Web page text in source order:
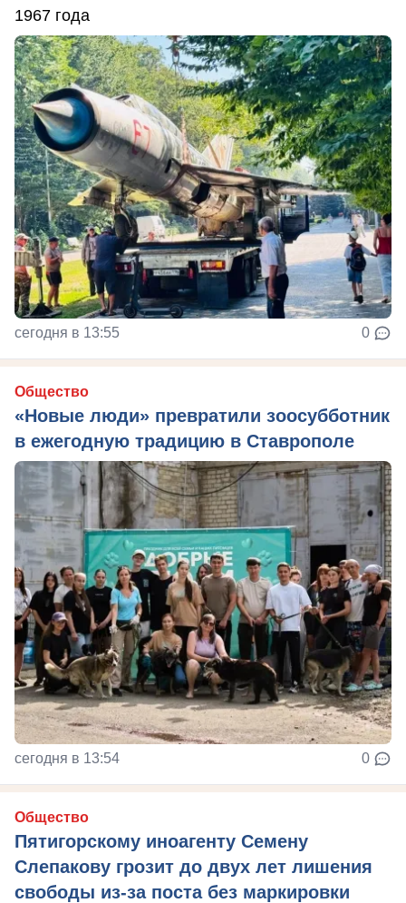
1967 года
сегодня в 13:55 0
Общество
«Новые люди» превратили зоосубботник
в ежегодную традицию в Ставрополе
сегодня в 13:54 0
Общество
Пятигорскому иноагенту Семену
Слепакову грозит до двух лет лишения
свободы из-за поста без маркировки